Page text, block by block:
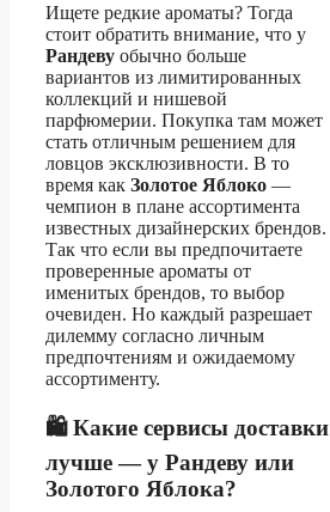
Ищете редкие ароматы? Тогда
стоит обратить внимание, что у
Рандеву обычно больше
вариантов из лимитированных
коллекций и нишевой
парфюмерии. Покупка там может
стать отличным решением для
ловцов эксклюзивности. В то
время как Золотое Яблоко —
чемпион в плане ассортимента
известных дизайнерских брендов.
Так что если вы предпочитаете
проверенные ароматы от
именитых брендов, то выбор
очевиден. Но каждый разрешает
дилемму согласно личным
предпочтениям и ожидаемому
ассортименту.
🛍️ Какие сервисы доставки
лучше — у Рандеву или
Золотого Яблока?